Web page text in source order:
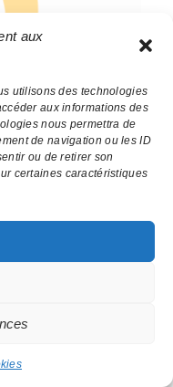
aux
utilisons des technologies
aux informations des
nous permettra de
de navigation ou les ID
ou de retirer son
certaines caractéristiques
il fallait se
après-midi entre
moment de
appris plein
N'hésitez surtout